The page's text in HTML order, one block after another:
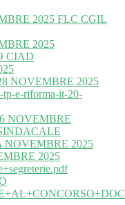
2025 FLC CGIL
2025
CIAD
NOVEMBRE 2025
tp-e-riforma-it-20-
NOVEMBRE
2025
2025